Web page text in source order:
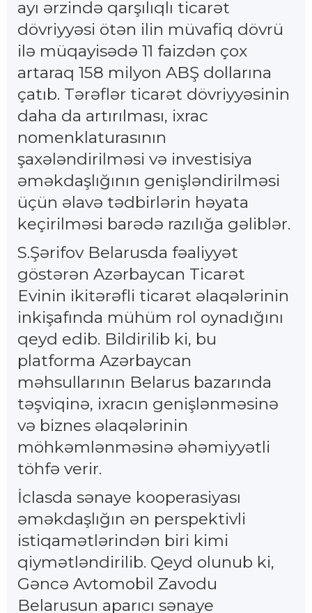
ayı ərzində qarşılıqlı ticarət
dövriyyəsi ötən ilin müvafiq dövrü
ilə müqayisədə 11 faizdən çox
artaraq 158 milyon ABŞ dollarına
çatıb. Tərəflər ticarət dövriyyəsinin
daha da artırılması, ixrac
nomenklaturasının
şaxələndirilməsi və investisiya
əməkdaşlığının genişləndirilməsi
üçün əlavə tədbirlərin həyata
keçirilməsi barədə razılığa gəliblər.
S.Şərifov Belarusda fəaliyyət
göstərən Azərbaycan Ticarət
Evinin ikitərəfli ticarət əlaqələrinin
inkişafında mühüm rol oynadığını
qeyd edib. Bildirilib ki, bu
platforma Azərbaycan
məhsullarının Belarus bazarında
təşviqinə, ixracın genişlənməsinə
və biznes əlaqələrinin
möhkəmlənməsinə əhəmiyyətli
töhfə verir.
İclasda sənaye kooperasiyası
əməkdaşlığın ən perspektivli
istiqamətlərindən biri kimi
qiymətləndirilib. Qeyd olunub ki,
Gəncə Avtomobil Zavodu
Belarusun aparıcı sənaye